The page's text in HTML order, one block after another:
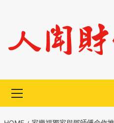
content
Menu